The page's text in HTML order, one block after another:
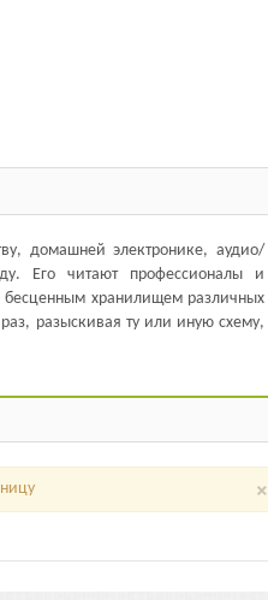
домашней электронике, аудио/
Его читают профессионалы и
бесценным хранилищем различных
разыскивая ту или иную схему,
×